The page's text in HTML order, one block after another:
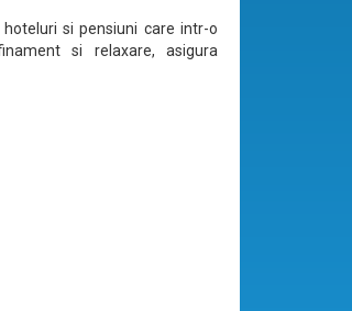
si pensiuni care intr-o
si relaxare, asigura